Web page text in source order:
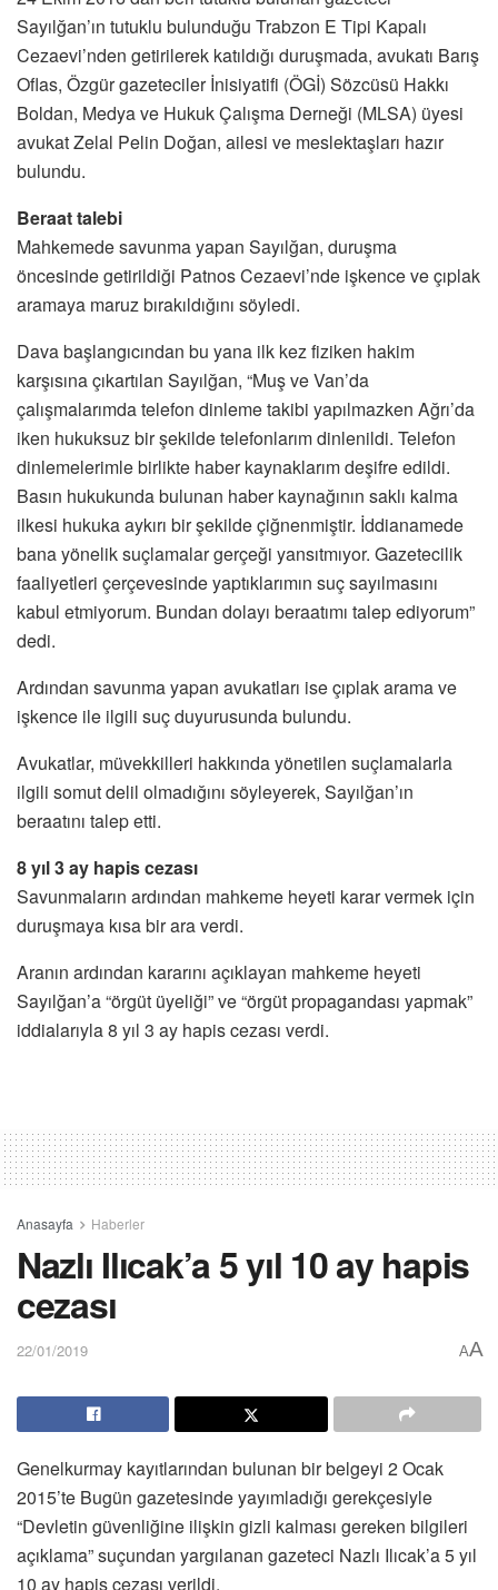
Sayılğan’ın tutuklu bulunduğu Trabzon E Tipi Kapalı
Cezaevi’nden getirilerek katıldığı duruşmada, avukatı Barış
Oflas, Özgür gazeteciler İnisiyatifi (ÖGİ) Sözcüsü Hakkı
Boldan, Medya ve Hukuk Çalışma Derneği (MLSA) üyesi
avukat Zelal Pelin Doğan, ailesi ve meslektaşları hazır
bulundu.
Beraat talebi
Mahkemede savunma yapan Sayılğan, duruşma
öncesinde getirildiği Patnos Cezaevi’nde işkence ve çıplak
aramaya maruz bırakıldığını söyledi.
Dava başlangıcından bu yana ilk kez fiziken hakim
karşısına çıkartılan Sayılğan, “Muş ve Van’da
çalışmalarımda telefon dinleme takibi yapılmazken Ağrı’da
iken hukuksuz bir şekilde telefonlarım dinlenildi. Telefon
dinlemelerimle birlikte haber kaynaklarım deşifre edildi.
Basın hukukunda bulunan haber kaynağının saklı kalma
ilkesi hukuka aykırı bir şekilde çiğnenmiştir. İddianamede
bana yönelik suçlamalar gerçeği yansıtmıyor. Gazetecilik
faaliyetleri çerçevesinde yaptıklarımın suç sayılmasını
kabul etmiyorum. Bundan dolayı beraatımı talep ediyorum”
dedi.
Ardından savunma yapan avukatları ise çıplak arama ve
işkence ile ilgili suç duyurusunda bulundu.
Avukatlar, müvekkilleri hakkında yönetilen suçlamalarla
ilgili somut delil olmadığını söyleyerek, Sayılğan’ın
beraatını talep etti.
8 yıl 3 ay hapis cezası
Savunmaların ardından mahkeme heyeti karar vermek için
duruşmaya kısa bir ara verdi.
Aranın ardından kararını açıklayan mahkeme heyeti
Sayılğan’a “örgüt üyeliği” ve “örgüt propagandası yapmak”
iddialarıyla 8 yıl 3 ay hapis cezası verdi.
Anasayfa Haberler
Nazlı Ilıcak’a 5 yıl 10 ay hapis
cezası
22/01/2019 AA
Genelkurmay kayıtlarından bulunan bir belgeyi 2 Ocak
2015’te Bugün gazetesinde yayımladığı gerekçesiyle
“Devletin güvenliğine ilişkin gizli kalması gereken bilgileri
açıklama” suçundan yargılanan gazeteci Nazlı Ilıcak’a 5 yıl
10 ay hapis cezası verildi.